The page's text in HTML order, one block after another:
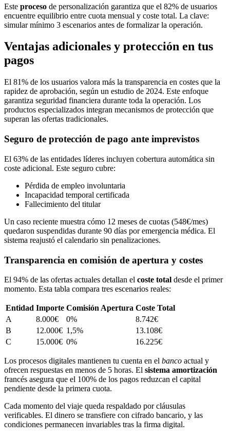
Este proceso de personalización garantiza que el 82% de usuarios
encuentre equilibrio entre cuota mensual y coste total. La clave:
simular mínimo 3 escenarios antes de formalizar la operación.
Ventajas adicionales y protección en tus
pagos
El 81% de los usuarios valora más la transparencia en costes que la
rapidez de aprobación, según un estudio de 2024. Este enfoque
garantiza seguridad financiera durante toda la operación. Los
productos especializados integran mecanismos de protección que
superan las ofertas tradicionales.
Seguro de protección de pago ante imprevistos
El 63% de las entidades líderes incluyen cobertura automática sin
coste adicional. Este seguro cubre:
Pérdida de empleo involuntaria
Incapacidad temporal certificada
Fallecimiento del titular
Un caso reciente muestra cómo 12 meses de cuotas (548€/mes)
quedaron suspendidas durante 90 días por emergencia médica. El
sistema reajustó el calendario sin penalizaciones.
Transparencia en comisión de apertura y costes
El 94% de las ofertas actuales detallan el coste total desde el primer
momento. Esta tabla compara tres escenarios reales:
Entidad Importe Comisión Apertura Coste Total
A
8.000€ 0%
8.742€
B
12.000€ 1,5%
13.108€
C
15.000€ 0% 16.225€
Los procesos digitales mantienen tu cuenta en el banco actual y
ofrecen respuestas en menos de 5 horas. El sistema amortización
francés asegura que el 100% de los pagos reduzcan el capital
pendiente desde la primera cuota.
Cada momento del viaje queda respaldado por cláusulas
verificables. El dinero se transfiere con cifrado bancario, y las
condiciones permanecen invariables tras la firma digital.